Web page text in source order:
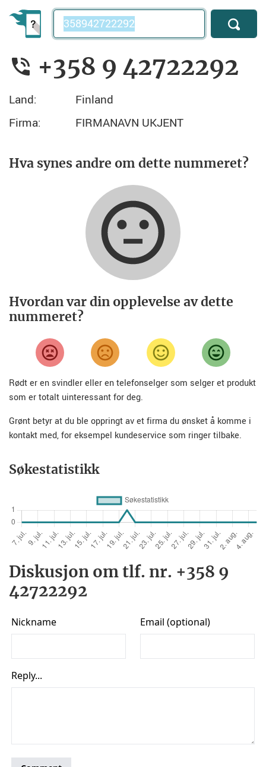
Telefonnummer
+358 9 42722292
Land:
Finland
Firma:
FIRMANAVN UKJENT
Hva synes andre om dette nummeret?
Hvordan var din opplevelse av dette
nummeret?
Rødt er en svindler eller en telefonselger som selger et produkt
som er totalt uinteressant for deg.
Grønt betyr at du ble oppringt av et firma du ønsket å komme i
kontakt med, for eksempel kundeservice som ringer tilbake.
Søkestatistikk
Diskusjon om tlf. nr. +358 9
42722292